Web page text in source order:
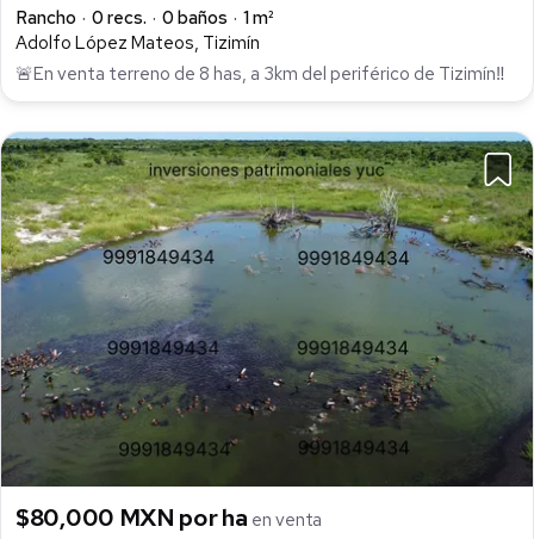
Rancho
0 recs. 0 baños
1 m²
Adolfo López Mateos, Tizimín
🚨En venta terreno de 8 has, a 3km del periférico de Tizimín‼
$80,000 MXN por ha en venta